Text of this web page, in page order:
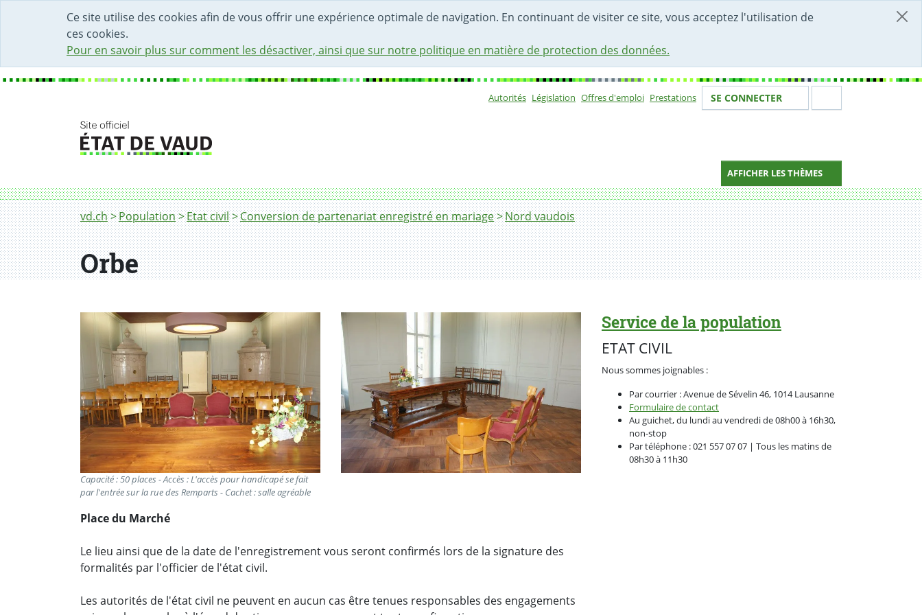
Ce site utilise des cookies afin de vous offrir une expérience optimale de navigation. En continuant de visiter ce site, vous acceptez l'utilisation de
ces cookies.
Pour en savoir plus sur comment les désactiver, ainsi que sur notre politique en matière de protection des données.
DÉBUT DU CONTENU DE LA PAGE
ACCÈS AU CHAMP DE RECHERCHE
PAGE D'ACCUEIL
FORMULAIRE DE CONTACT
Autorités Législation Offres d'emploi Prestations Votre identité
SE CONNECTER
AFFICHER LES THÈMES
Fil d'Ariane
vd.ch Population Etat civil Conversion de partenariat enregistré en mariage Nord vaudois
Orbe
Orbe
Capacité : 50 places - Accès : L'accès pour handicapé se fait
par l'entrée sur la rue des Remparts - Cachet : salle agréable
Place du Marché
Le lieu ainsi que de la date de l'enregistrement vous seront confirmés lors de la signature des
formalités par l'officier de l'état civil.
Les autorités de l'état civil ne peuvent en aucun cas être tenues responsables des engagements
Service de la population
ETAT CIVIL
Nous sommes joignables :
Par courrier : Avenue de Sévelin 46, 1014 Lausanne
Formulaire de contact
Au guichet, du lundi au vendredi de 08h00 à 16h30,
non-stop
Par téléphone : 021 557 07 07 | Tous les matins de
08h30 à 11h30